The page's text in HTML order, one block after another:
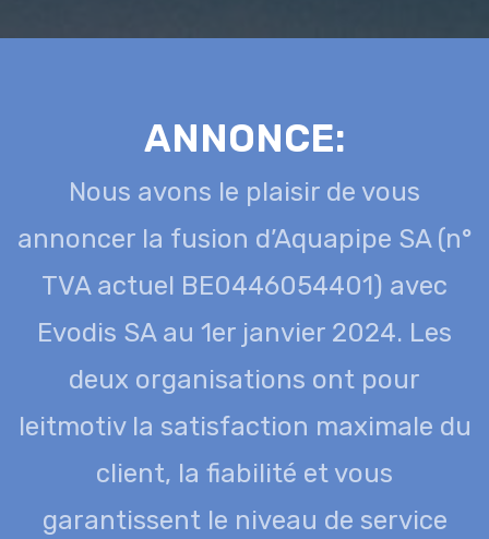
ANNONCE:
Nous avons le plaisir de vous
annoncer la fusion d’Aquapipe SA (n°
TVA actuel BE0446054401) avec
Evodis SA au 1er janvier 2024. Les
deux organisations ont pour
leitmotiv la satisfaction maximale du
client, la fiabilité et vous
garantissent le niveau de service